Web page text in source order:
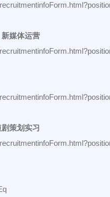
媒体运营
策划实习